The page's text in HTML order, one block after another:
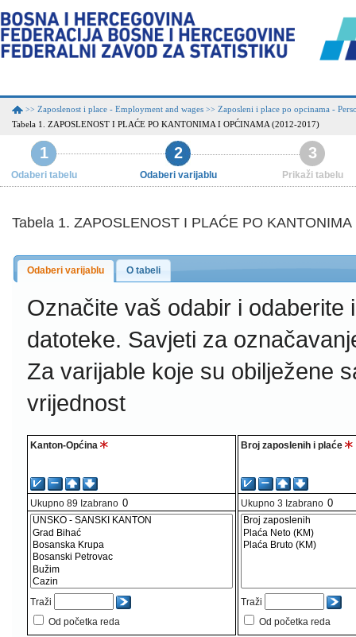
>> Zaposlenost i place - Employment and wages >> Zaposleni i place po opcinama -
Tabela 1. ZAPOSLENOST I PLAĆE PO KANTONIMA I OPĆINAMA (2012-2017)
1
Odaberi tabelu
2
Odaberi varijablu
3
Prikaži tabelu
Tabela 1. ZAPOSLENOST I PLAĆE PO
Odaberi varijablu O tabeli
Označite vaš odabir i
datoteke. Savjeti za
Za varijable koje su obilježene
vrijednost
Kanton-Općina
Ukupno 89 Izabrano
Traži
Od početka reda
Broj zaposlenih i plaće
Ukupno 3 Izabrano
Traži
Od početka reda